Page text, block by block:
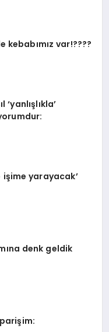
var!????
işime yarayacak’
denk geldik